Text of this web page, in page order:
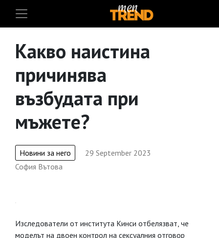
Какво наистина
причинява
възбудата при
мъжете?
Новини за него
29 September 2023
София Вътова
Изследователи от института Кинси отбелязват, че
моделът на двоен контрол на сексуалния отговор